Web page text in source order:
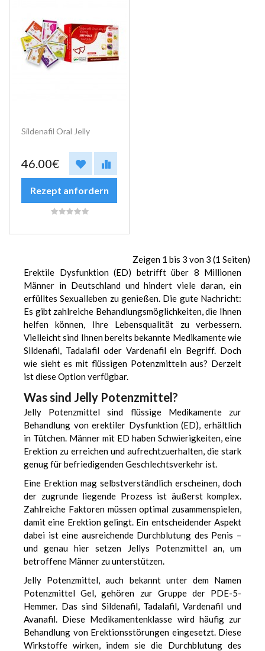
Sildenafil Oral Jelly
46.00€
Rezept anfordern
Zeigen 1 bis 3 von 3 (1 Seiten)
Erektile Dysfunktion (ED) betrifft über 8 Millionen
Männer in Deutschland und hindert viele daran, ein
erfülltes Sexualleben zu genießen. Die gute Nachricht:
Es gibt zahlreiche Behandlungsmöglichkeiten, die Ihnen
helfen können, Ihre Lebensqualität zu verbessern.
Vielleicht sind Ihnen bereits bekannte Medikamente wie
Sildenafil, Tadalafil oder Vardenafil ein Begriff. Doch
wie sieht es mit flüssigen Potenzmitteln aus? Derzeit
ist diese Option verfügbar.
Was sind Jelly Potenzmittel?
Jelly Potenzmittel sind flüssige Medikamente zur
Behandlung von erektiler Dysfunktion (ED), erhältlich
in Tütchen. Männer mit ED haben Schwierigkeiten, eine
Erektion zu erreichen und aufrechtzuerhalten, die stark
genug für befriedigenden Geschlechtsverkehr ist.
Eine Erektion mag selbstverständlich erscheinen, doch
der zugrunde liegende Prozess ist äußerst komplex.
Zahlreiche Faktoren müssen optimal zusammenspielen,
damit eine Erektion gelingt. Ein entscheidender Aspekt
dabei ist eine ausreichende Durchblutung des Penis –
und genau hier setzen Jellys Potenzmittel an, um
betroffene Männer zu unterstützen.
Jelly Potenzmittel, auch bekannt unter dem Namen
Potenzmittel Gel, gehören zur Gruppe der PDE-5-
Hemmer. Das sind Sildenafil, Tadalafil, Vardenafil und
Avanafil. Diese Medikamentenklasse wird häufig zur
Behandlung von Erektionsstörungen eingesetzt. Diese
Wirkstoffe wirken, indem sie die Durchblutung des